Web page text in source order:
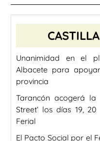
Unanimidad en el
Albacete para
provincia
Tarancón acogerá
Street’ los días 19,
Ferial
El Pacto Social por el